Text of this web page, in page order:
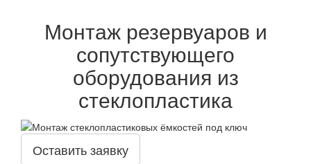
Монтаж резервуаров и
сопутствующего
оборудования из
стеклопластика
Оставить заявку